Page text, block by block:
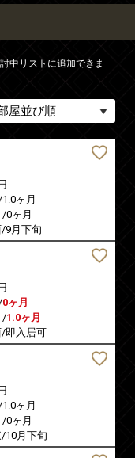
中リストに追加できま
1.0ヶ月
/0ヶ月
9月下旬
0ヶ月
/1.0ヶ月
即入居可
1.0ヶ月
/0ヶ月
10月下旬